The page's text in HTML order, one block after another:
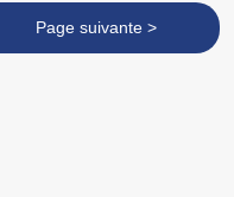
Page suivante >